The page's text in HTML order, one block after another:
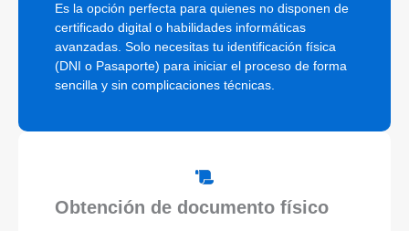
Es la opción perfecta para quienes no disponen de
certificado digital o habilidades informáticas
avanzadas. Solo necesitas tu identificación física
(DNI o Pasaporte) para iniciar el proceso de forma
sencilla y sin complicaciones técnicas.
Obtención de documento físico